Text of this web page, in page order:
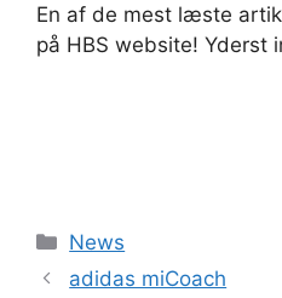
En af de mest læste
på HBS website! Yderst
Kategorier
News
adidas miCoach